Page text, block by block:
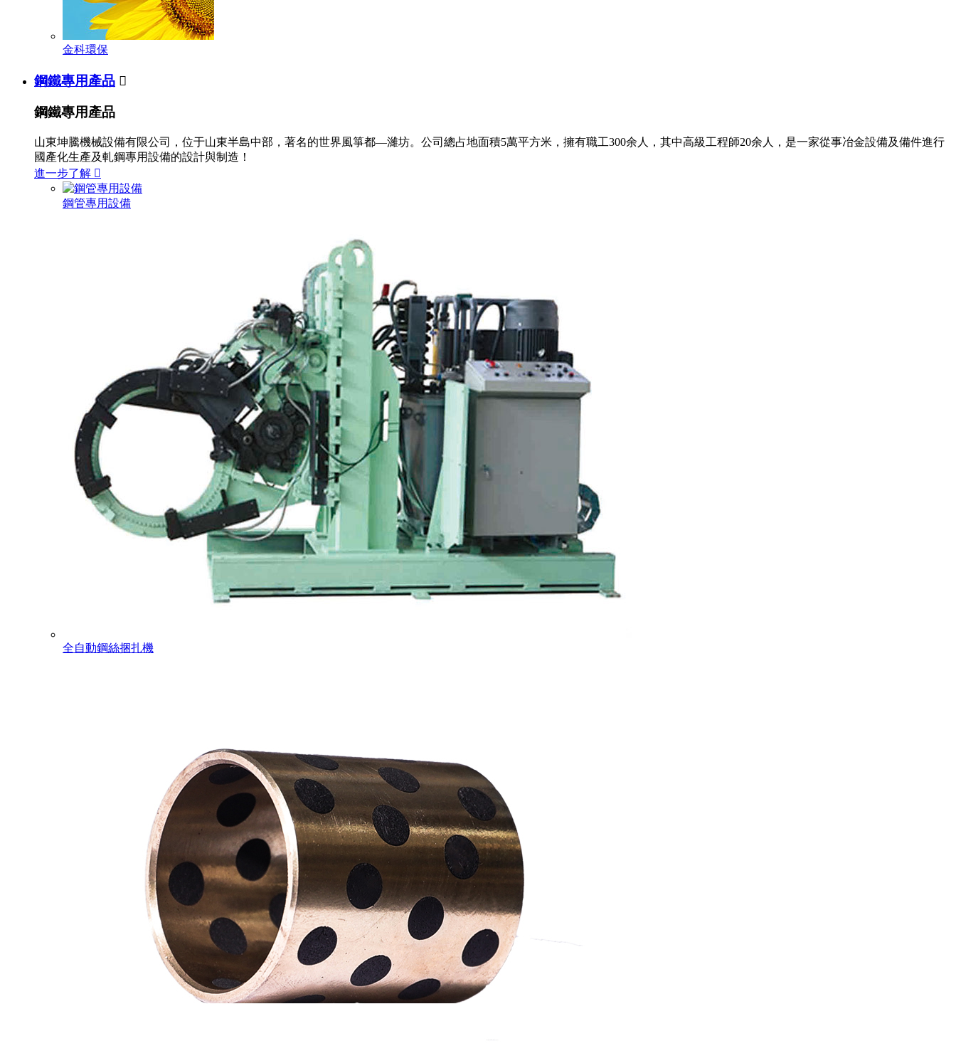
金科環保
鋼鐵專用產品 
鋼鐵專用產品
山東坤騰機械設備有限公司，位于山東半島中部，著名的世界風箏都—濰坊。公司總占地面積5萬平方米，擁有職工300余人，其中高級工程師20余人，是一家從事冶金設備及備件進行
國產化生產及軋鋼專用設備的設計與制造！
進一步了解 
鋼管專用設備
全自動鋼絲捆扎機